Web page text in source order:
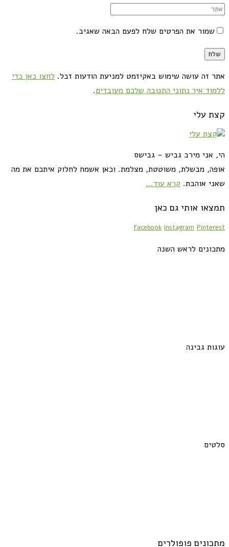
שמור את הפרטים שלח לפעם הבאה שאגיב.
אתר זה עושה שימוש באקיזמט למניעת הודעות זבל. לחצו כאן כדי
ללמוד איך נתוני התגובה שלכם מעובדים.
קצת עלי
הי, אני מירב גביש - גבישס
אופה, מבשלת, משוטטת, מצלמת. וכאן אשמח לחלוק איתכם את מה
שאני אוהבת. קרא עוד...
תמצאו אותי גם כאן
Facebook Instagram Pinterest
מתכונים לראש השנה
עוגות גבינה
סלטים
מתכונים פופולרים